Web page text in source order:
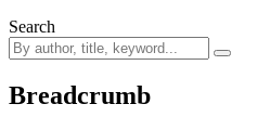
Search
Breadcrumb